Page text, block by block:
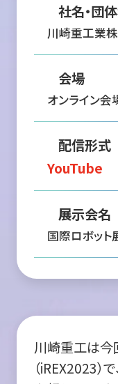
社名・団
川崎重工業
会場
オンライン会
配信形式
YouTube
展示会名
国際ロボット
川崎重工は今
（iREX2023